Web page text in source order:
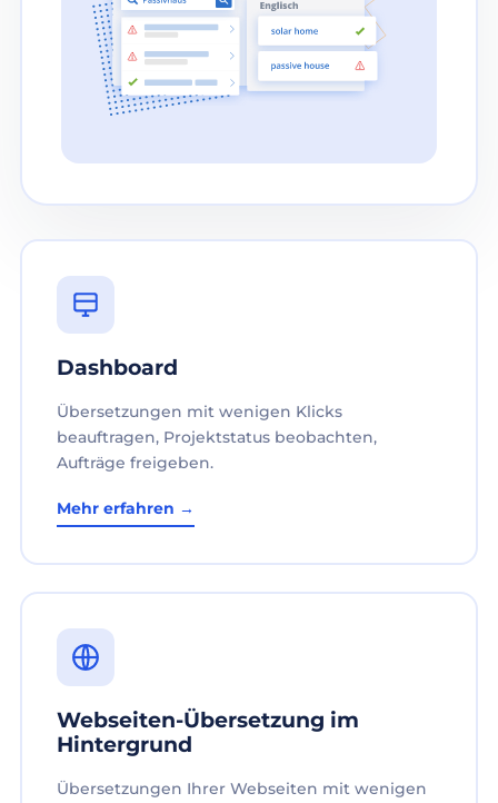
Dashboard
Übersetzungen mit wenigen Klicks
beauftragen, Projektstatus beobachten,
Aufträge freigeben.
Mehr erfahren →
Webseiten-Übersetzung im
Hintergrund
Übersetzungen Ihrer Webseiten mit wenigen